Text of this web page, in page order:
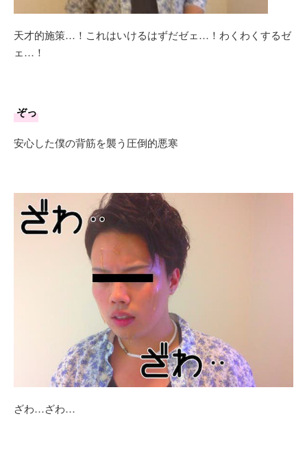
天才的施策…！これはいけるはずだゼェ…！わくわくするゼ
ェ…！
ぞっ
安心した僕の背筋を襲う圧倒的悪寒
ざわ…ざわ…